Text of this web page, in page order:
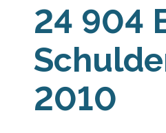
24 904
2010